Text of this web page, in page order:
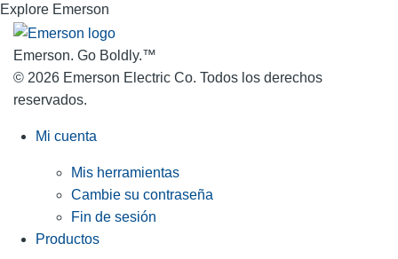
Explore Emerson
Emerson. Go Boldly.™
© 2026 Emerson Electric Co. Todos los derechos
reservados.
Mi cuenta
Mis herramientas
Cambie su contraseña
Fin de sesión
Productos